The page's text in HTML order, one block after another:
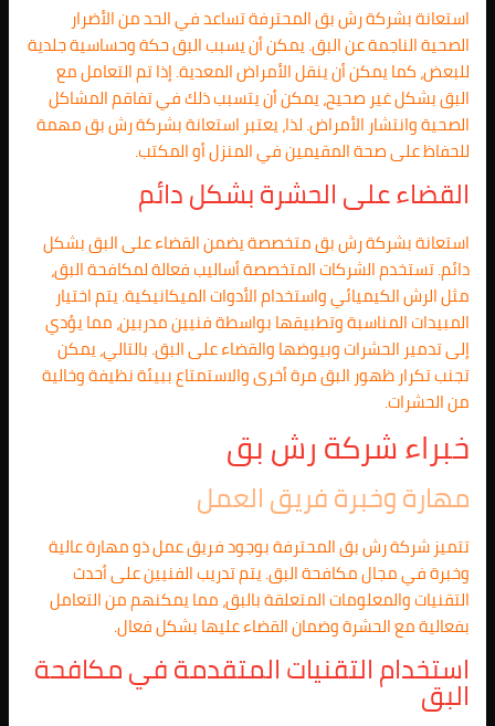
استعانة بشركة رش بق المحترفة تساعد في الحد من الأضرار
الصحية الناجمة عن البق. يمكن أن يسبب البق حكة وحساسية جلدية
للبعض، كما يمكن أن ينقل الأمراض المعدية. إذا تم التعامل مع
البق بشكل غير صحيح، يمكن أن يتسبب ذلك في تفاقم المشاكل
الصحية وانتشار الأمراض. لذا، يعتبر استعانة بشركة رش بق مهمة
للحفاظ على صحة المقيمين في المنزل أو المكتب.
القضاء على الحشرة بشكل دائم
استعانة بشركة رش بق متخصصة يضمن القضاء على البق بشكل
دائم. تستخدم الشركات المتخصصة أساليب فعالة لمكافحة البق،
مثل الرش الكيميائي واستخدام الأدوات الميكانيكية. يتم اختيار
المبيدات المناسبة وتطبيقها بواسطة فنيين مدربين، مما يؤدي
إلى تدمير الحشرات وبيوضها والقضاء على البق. بالتالي، يمكن
تجنب تكرار ظهور البق مرة أخرى والاستمتاع ببيئة نظيفة وخالية
من الحشرات.
خبراء شركة رش بق
مهارة وخبرة فريق العمل
تتميز شركة رش بق المحترفة بوجود فريق عمل ذو مهارة عالية
وخبرة في مجال مكافحة البق. يتم تدريب الفنيين على أحدث
التقنيات والمعلومات المتعلقة بالبق، مما يمكنهم من التعامل
بفعالية مع الحشرة وضمان القضاء عليها بشكل فعال.
استخدام التقنيات المتقدمة في مكافحة
البق